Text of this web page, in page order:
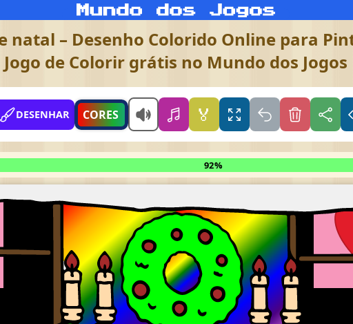
natal – Desenho Colorido Online para
Jogo de Colorir grátis no Mundo dos Jogos
DESENHAR CORES 🏅
92%